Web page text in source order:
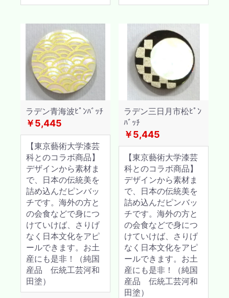
ラデン青海波ﾋﾟﾝﾊﾞｯﾁ
￥5,445
【東京藝術大学漆芸
科とのコラボ商品】
デザインから素材ま
で、日本の伝統美を
詰め込んだピンバッ
チです。海外の方と
の会食などで身につ
けていけば、さりげ
なく日本文化をアピ
ールできます。お土
産にも是非！（純国
産品 伝統工芸河和
田塗）
ラデン三日月市松ﾋﾟﾝ
ﾊﾞｯﾁ
￥5,445
【東京藝術大学漆芸
科とのコラボ商品】
デザインから素材ま
で、日本の伝統美を
詰め込んだピンバッ
チです。海外の方と
の会食などで身につ
けていけば、さりげ
なく日本文化をアピ
ールできます。お土
産にも是非！（純国
産品 伝統工芸河和
田塗）